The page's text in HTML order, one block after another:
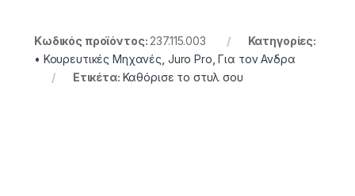
Κωδικός προϊόντος: 237.115.003
Κατηγορίες:
• Κουρευτικές Μηχανές Juro Pro ,Για τον Ανδρα
Ετικέτα: Καθόρισε το στυλ σου